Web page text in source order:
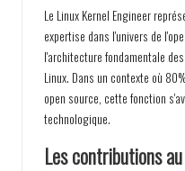
Le Linux Kernel Engineer
expertise dans l'univers de
l'architecture fondamentale
Linux. Dans un contexte où
open source, cette fonction
technologique.
Les contributions